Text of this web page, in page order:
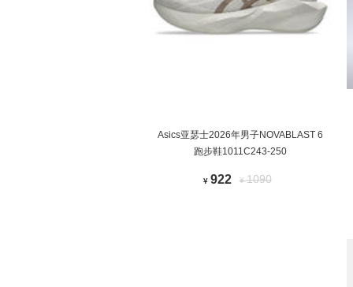
Asics亚瑟士2026年男子NOVABLAST 6
跑步鞋1011C243-250
¥ 922 ¥1090